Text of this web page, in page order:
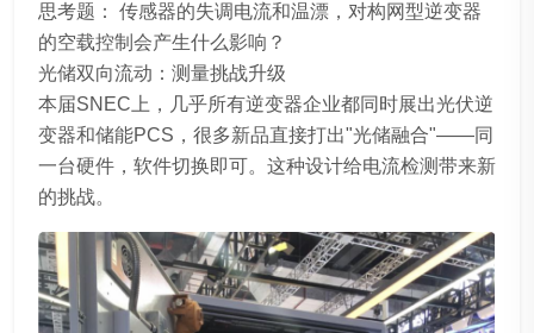
思考题： 传感器的失调电流和温漂，对构网型逆变器
的空载控制会产生什么影响？
光储双向流动：测量挑战升级
本届SNEC上，几乎所有逆变器企业都同时展出光伏逆
变器和储能PCS，很多新品直接打出"光储融合"——同
一台硬件，软件切换即可。这种设计给电流检测带来新
的挑战。